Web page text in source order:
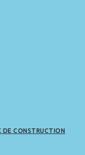
DE CONSTRUCTION